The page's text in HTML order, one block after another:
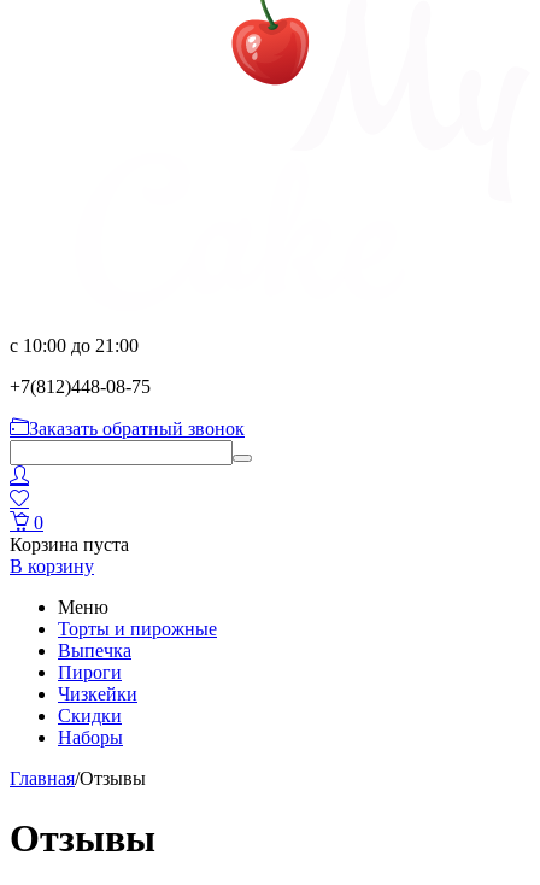
с 10:00 до 21:00
+7(812)448-08-75
Заказать обратный звонок
0
Корзина пуста
В корзину
Меню
Торты и пирожные
Выпечка
Пироги
Чизкейки
Скидки
Наборы
Главная/Отзывы
Отзывы